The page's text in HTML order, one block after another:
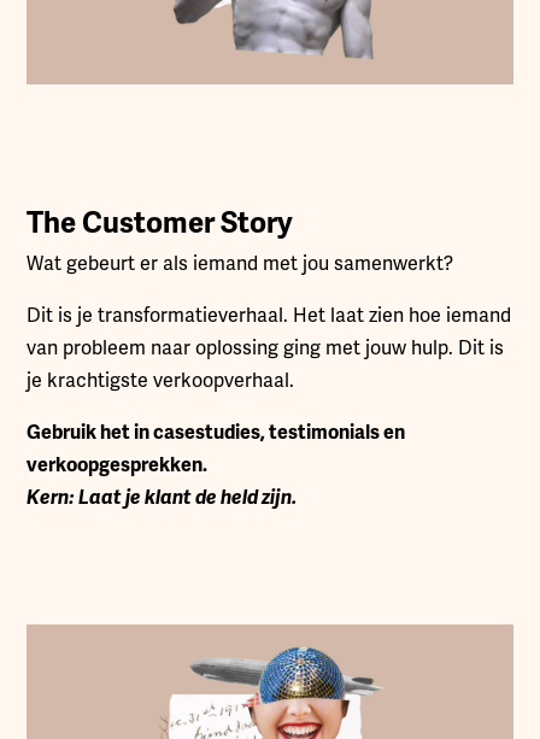
The Customer Story
Wat gebeurt er als iemand met jou samenwerkt?
Dit is je transformatieverhaal. Het laat zien hoe iemand
van probleem naar oplossing ging met jouw hulp. Dit is
je krachtigste verkoopverhaal.
Gebruik het in casestudies, testimonials en
verkoopgesprekken.
Kern: Laat je klant de held zijn.